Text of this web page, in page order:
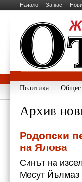
Начало За нас
Политика
Архив
Родопски
на Ялова
Синът на
Месут Йълмаз